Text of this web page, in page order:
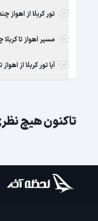
تور کربلا از اهواز
مسیر اهواز تا
آیا تور کربلا از
تاکنون هیچ